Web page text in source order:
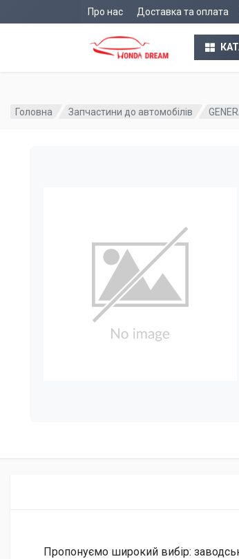
Про нас Доставка та оплата
Головна Запчастини до автомобілів
Пропонуємо широкий вибір: